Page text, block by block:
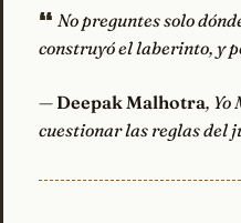
No preguntes solo
construyó el laberinto, y
— Deepak Malhotra, Yo
cuestionar las reglas del